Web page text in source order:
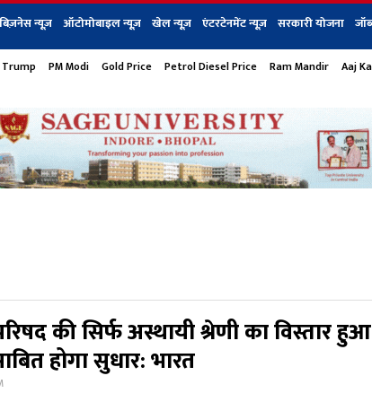
बिज़नेस न्यूज़ ऑटोमोबाइल न्यूज़ खेल न्यूज़ एंटरटेनमेंट न्यूज़ सरकारी योजना
बिज़नेस टेक न्यूज धर्म ऑटोमोबाइल
PM Modi Gold Price Petrol Diesel Price Ram Mandir Aaj
की सिर्फ अस्थायी श्रेणी का विस्तार हुआ
होगा सुधार: भारत